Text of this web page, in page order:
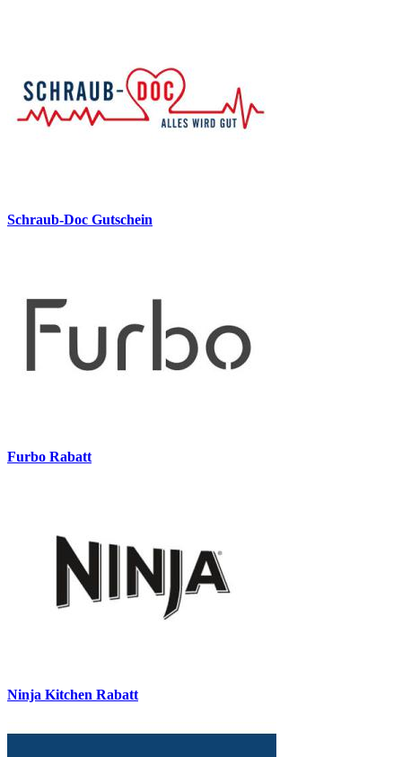
Schraub-Doc Gutschein
Furbo Rabatt
Ninja Kitchen Rabatt